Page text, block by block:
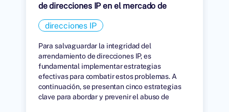
de direcciones IP en el mercado de
arrendamiento.
direcciones IP
Para salvaguardar la integridad del
arrendamiento de direcciones IP, es
fundamental implementar estrategias
efectivas para combatir estos problemas. A
continuación, se presentan cinco estrategias
clave para abordar y prevenir el abuso de